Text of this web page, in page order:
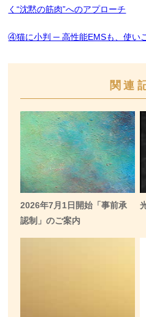
く“沈黙の筋肉”へのアプローチ
④猫に小判 ─ 高性能EMSも、使い
関連
2026年7月1日開始「事前承
認制」のご案内